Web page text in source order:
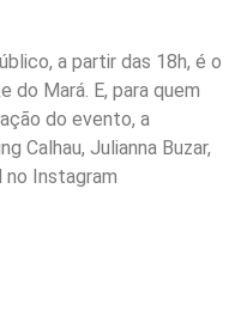
a partir das 18h, é o
do Mará. E, para quem
do evento, a
Calhau, Julianna Buzar,
Instagram